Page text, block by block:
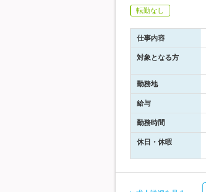
転勤なし
仕事内容
対象となる方
勤務地
給与
勤務時間
休日・休暇